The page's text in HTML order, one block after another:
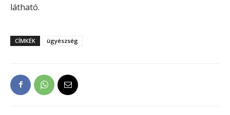
látható.
CÍMKÉK ügyészség